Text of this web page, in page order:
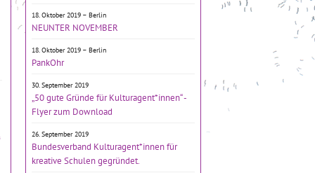
18. Oktober 2019 – Berlin
NEUNTER NOVEMBER
18. Oktober 2019 – Berlin
PankOhr
30. September 2019
„50 gute Gründe für Kulturagent*innen“ -
Flyer zum Download
26. September 2019
Bundesverband Kulturagent*innen für
kreative Schulen gegründet.